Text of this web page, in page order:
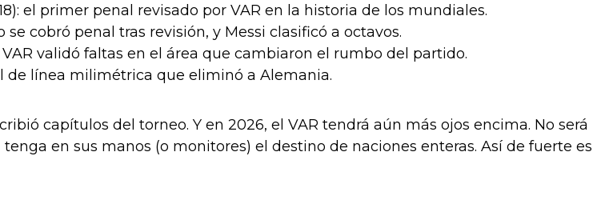
el primer penal revisado por VAR en la historia de los mundiales.
se cobró penal tras revisión, y Messi clasificó a octavos.
VAR validó faltas en el área que cambiaron el rumbo del partido.
de línea milimétrica que eliminó a Alemania.
capítulos del torneo. Y en 2026, el VAR tendrá aún más ojos encima. No será
en sus manos (o monitores) el destino de naciones enteras. Así de fuerte es